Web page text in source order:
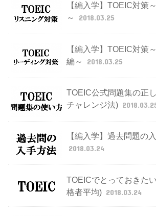
【編入学】TOEIC対策
～
2018.03.25
【編入学】TOEIC対策
編～
2018.03.25
TOEIC公式問題集の正
チャレンジ法)
【編入学】過去問題の
2018.03.24
TOEICでとっておきた
格者平均) 2018.03.24